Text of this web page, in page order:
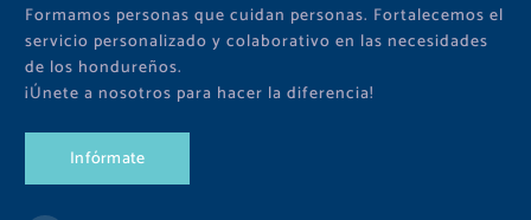
Formamos personas que cuidan personas. Fortalecemos el
servicio personalizado y colaborativo en las necesidades
de los hondureños.
¡Únete a nosotros para hacer la diferencia!
Infórmate